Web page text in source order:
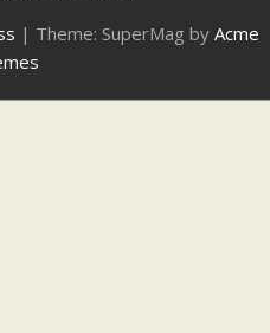
| Theme: SuperMag by Acme